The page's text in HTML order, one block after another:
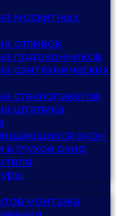
москитных
отливов
подоконников
сантехнических
стеклопакетов
штапика
окон
в глухое окно
монтажа